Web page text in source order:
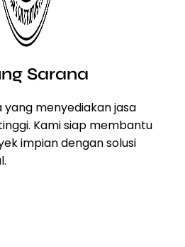
Sarana
menyediakan jasa
Kami siap membantu
impian dengan solusi